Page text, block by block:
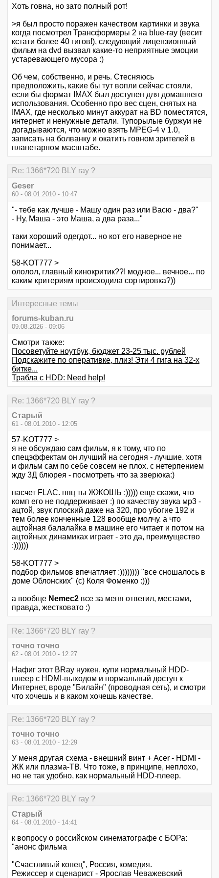
Хоть говна, но зато полный рот!
>я был просто поражен качеством картинки и звука
когда посмотрел Трансформеры 2 на blue-ray (весит
кстати более 40 гигов!), следующий лицензионный
фильм на dvd вызвал какие-то неприятные эмоции
устаревающего мусора :)
Об чем, собственно, и речь. Стесняюсь
предположить, какие бы тут вопли сейчас стояли,
если бы формат IMAX был доступен для домашнего
использования. Особенно про вес сцен, снятых на
IMAX, где несколько минут аккурат на BD поместятся,
интернет и ненужные детали. Тупорылые буржуи не
догадываются, что можно взять MPEG-4 v 1.0,
записать на болванку и окатить говном зрителей в
планетарном масштабе.
Re: 1366*720 BLY ray ?
Geser
60 - 08.01.2010 - 10:47
"- тебе как лучше - Машу один раз или Васю - два?"
- Ну, Маша - это Маша, а два раза..."
таки хороший одегдот... но кот его наверное не
понимает...
58-KOT777 >
ололол, главный кинокритик??! модное... вечное... по
каким критериям происходила сортировка?))
Интересные темы
forums-kuban.ru
09.08.2026 - 09:06
Смотри также:
Посоветуйте ноутбук, бюджет 23-25 тыс. рублей
Подскажите по оперативке, плиз! Эти 4 гига на 32-х
битке...
Трабла с HDD: Need help!
Re: 1366*720 BLY ray ?
Старый
61 - 08.01.2010 - 12:05
57-KOT777 >
я не обсуждаю сам фильм, я к тому, что по
спецэффектам он лучший на сегодня - лучшие. хотя
и фильм сам по себе совсем не плох. с нетерпением
жду 3Д блюрея - посмотреть что за зверюка:)
насчет FLAC. ппц ты ЖЖОШЬ :))))) еще скажи, что
комп его не поддерживает :) по качеству звука мр3 -
ацтой, звук плоский даже на 320, про убогие 192 и
тем более конченные 128 вообще молчу. а что
ацтойная балалайка в машине его читает и потом на
ацтойных динамиках играет - это да, преимущество
:))))))
58-KOT777 >
подбор фильмов впечатляет :)))))))) "все сношалось в
доме Облонских" (с) Коля Фоменко :)))
а вообще Nemec2 все за меня ответил, местами,
правда, жестковато :)
Re: 1366*720 BLY ray ?
точно точно
62 - 08.01.2010 - 12:27
Нафиг этот BRay нужен, купи нормальный HDD-
плеер с HDMI-выходом и нормальный доступ к
Интернет, вроде "Билайн" (проводная сеть), и смотри
что хочешь и в каком хочешь качестве.
Re: 1366*720 BLY ray ?
точно точно
63 - 08.01.2010 - 12:29
У меня другая схема - внешний винт + Acer - HDMI -
ЖК или плазма-ТВ. Что тоже, в принципе, неплохо,
но не так удобно, как нормальный HDD-плеер.
Re: 1366*720 BLY ray ?
Старый
64 - 08.01.2010 - 14:41
к вопросу о российском синематографе с БОРа:
"анонс фильма
"Счастливый конец", Россия, комедия.
Режиссер и сценарист - Ярослав Чеважевский